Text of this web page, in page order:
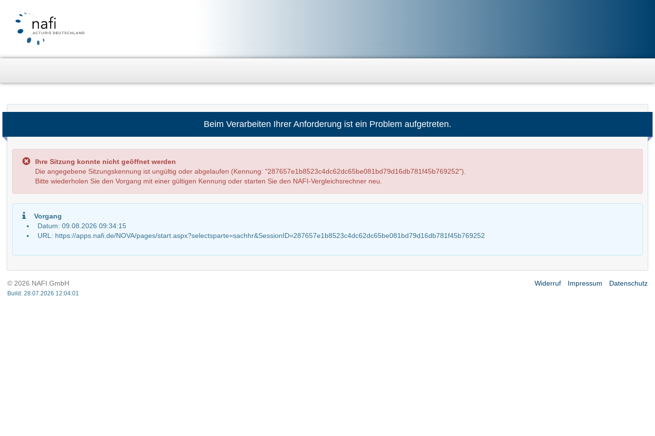
Beim Verarbeiten Ihrer Anforderung ist ein Problem aufgetreten.
Ihre Sitzung konnte nicht geöffnet werden
Die angegebene Sitzungskennung ist ungültig oder abgelaufen (Kennung: "287657e1b8523c4dc62dc65be081bd79d16db781f45b769252").
Bitte wiederholen Sie den Vorgang mit einer gültigen Kennung oder starten Sie den NAFI-Vergleichsrechner neu.
Vorgang
Datum: 09.08.2026 09:34:15
URL: https://apps.nafi.de/NOVA/pages/start.aspx?selectsparte=sachhr&SessionID=287657e1b8523c4dc62dc65be081bd79d16db781f45b769252
© 2026 NAFI GmbH
Build: 28.07.2026 12:04:01
Widerruf Impressum Datenschutz